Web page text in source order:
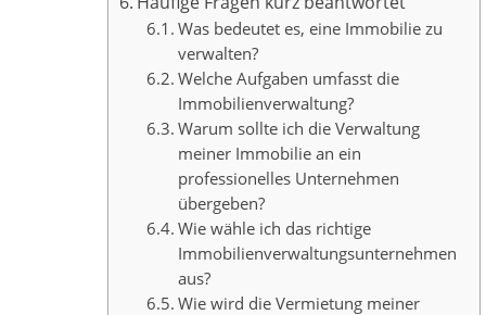
Was bedeutet es, eine Immobilie zu
verwalten?
Welche Aufgaben umfasst die
Immobilienverwaltung?
Warum sollte ich die Verwaltung
meiner Immobilie an ein
professionelles Unternehmen
übergeben?
Wie wähle ich das richtige
Immobilienverwaltungsunternehmen
aus?
Wie wird die Vermietung meiner